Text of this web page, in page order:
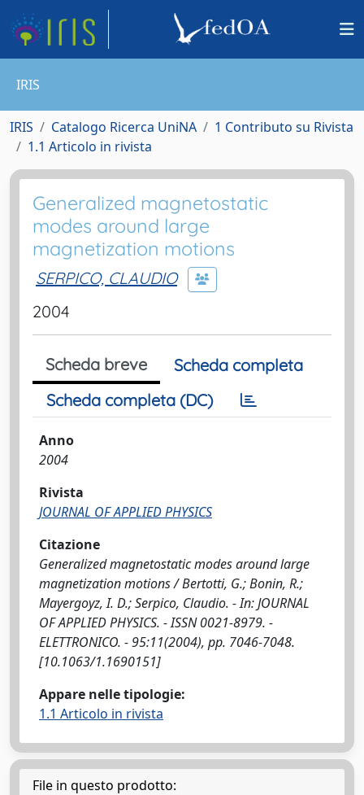
IRIS
IRIS Catalogo Ricerca UniNA
1 Contributo su Rivista
1.1 Articolo in rivista
Generalized magnetostatic
modes around large
magnetization motions
SERPICO, CLAUDIO
2004
Scheda breve
Scheda completa
Scheda completa (DC)
Anno
2004
Rivista
JOURNAL OF APPLIED PHYSICS
Citazione
Generalized magnetostatic modes around large
magnetization motions / Bertotti, G.; Bonin, R.;
Mayergoyz, I. D.; Serpico, Claudio. - In: JOURNAL
OF APPLIED PHYSICS. - ISSN 0021-8979. -
ELETTRONICO. - 95:11(2004), pp. 7046-7048.
[10.1063/1.1690151]
Appare nelle tipologie:
1.1 Articolo in rivista
File in questo prodotto: